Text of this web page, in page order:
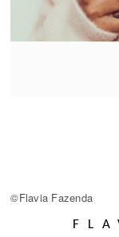
©Flavia Fazenda